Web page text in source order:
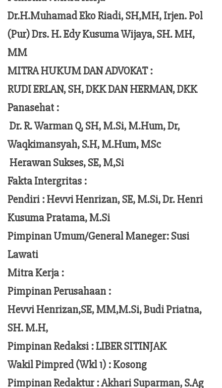
Dr.H.Muhamad Eko Riadi, SH,MH, Irjen. Pol
(Pur) Drs. H. Edy Kusuma Wijaya, SH. MH,
MM
MITRA HUKUM DAN ADVOKAT :
RUDI ERLAN, SH, DKK DAN HERMAN, DKK
Panasehat :
Dr. R. Warman Q, SH, M.Si, M.Hum,Dr,
Waqkimansyah, S.H, M.Hum, MSc
Herawan Sukses, SE, M,Si
Fakta Intergritas :
Pendiri :Hevvi Henrizan, SE, M.Si, Dr. Henri
Kusuma Pratama, M.Si
Pimpinan Umum/General Maneger:Susi
Lawati
Mitra Kerja :
Pimpinan Perusahaan :
Hevvi Henrizan,SE, MM,M.Si,Budi Priatna,
SH. M.H,
Pimpinan Redaksi :LIBER SITINJAK
Wakil Pimpred (Wkl 1) : Kosong
Pimpinan Redaktur :Akhari Suparman, S.Ag